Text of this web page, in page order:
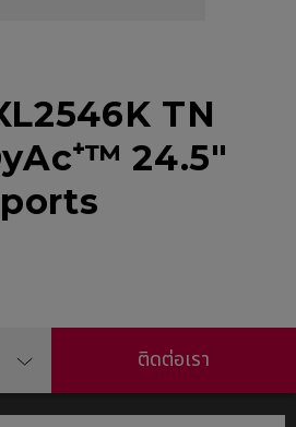
TN
24.5"
ติดต่อเรา